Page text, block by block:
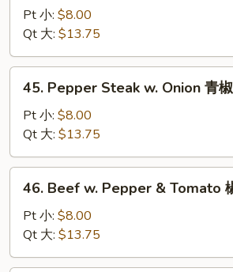
Bean
Sprouts
豆
Pt 小: $8.00
Qt 大: $13.75
Pepper
Steak
Onion
青
45. Pepper Steak w. Onion 青
Pt 小: $8.00
Qt 大: $13.75
Beef
Pepper
&
46. Beef w. Pepper & Tomato
Pt 小: $8.00
Qt 大: $13.75